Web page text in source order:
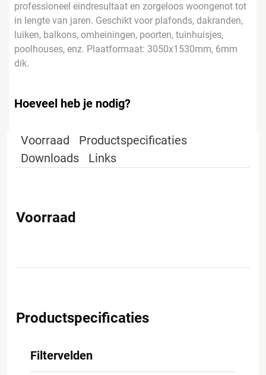
professioneel eindresultaat en zorgeloos woongenot tot
in lengte van jaren. Geschikt voor plafonds, dakranden,
luiken, balkons, omheiningen, poorten, tuinhuisjes,
poolhouses, enz. Plaatformaat: 3050x1530mm, 6mm
dik.
Hoeveel heb je nodig?
Voorraad
Productspecificaties
Downloads
Links
Voorraad
Productspecificaties
Filtervelden